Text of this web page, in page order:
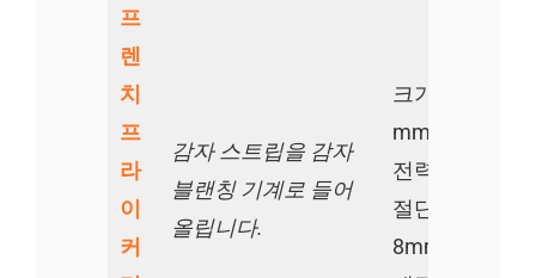
프
렌
치
프
라
이
커
감자 스트립을 감자
블랜칭 기계로 들어
올립니다.
크기: 850 *
mm
전력: 0.75kw
절단 스트립 크
8mm